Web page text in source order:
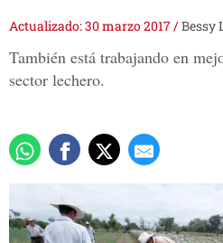
Actualizado: 30 marzo 2017/Bessy
También está trabajando en
sector lechero.